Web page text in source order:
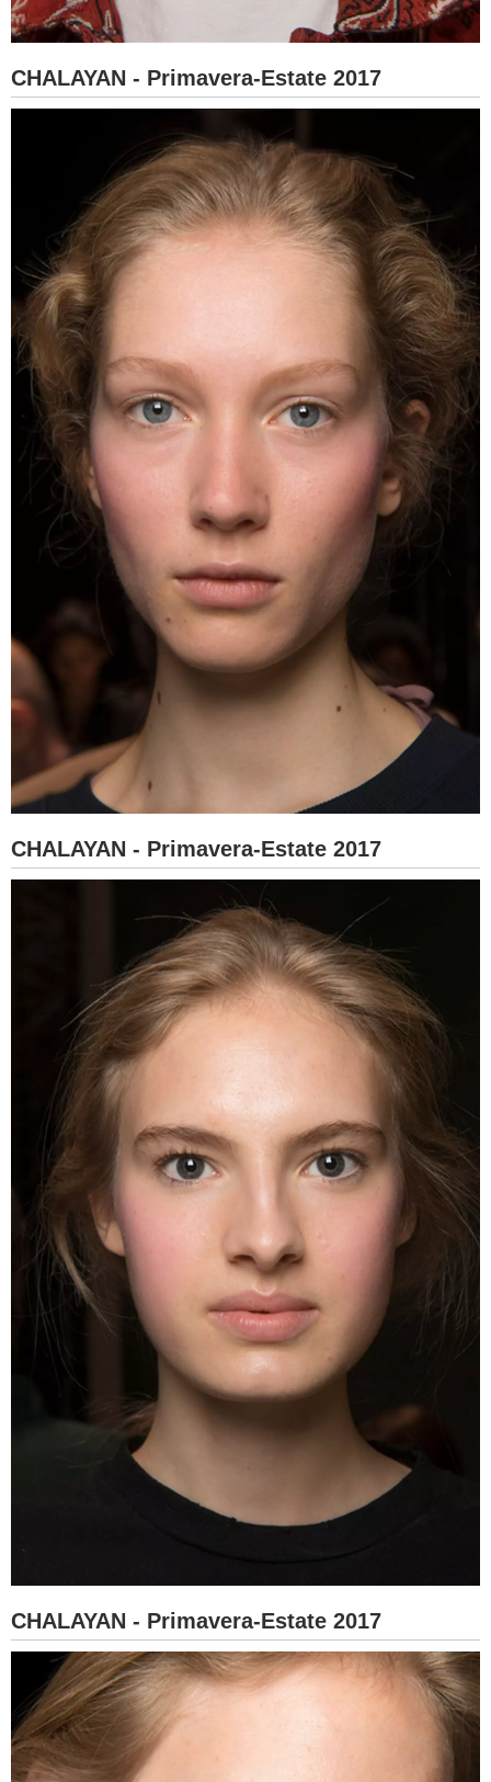
CHALAYAN - Primavera-Estate 2017
CHALAYAN - Primavera-Estate 2017
CHALAYAN - Primavera-Estate 2017